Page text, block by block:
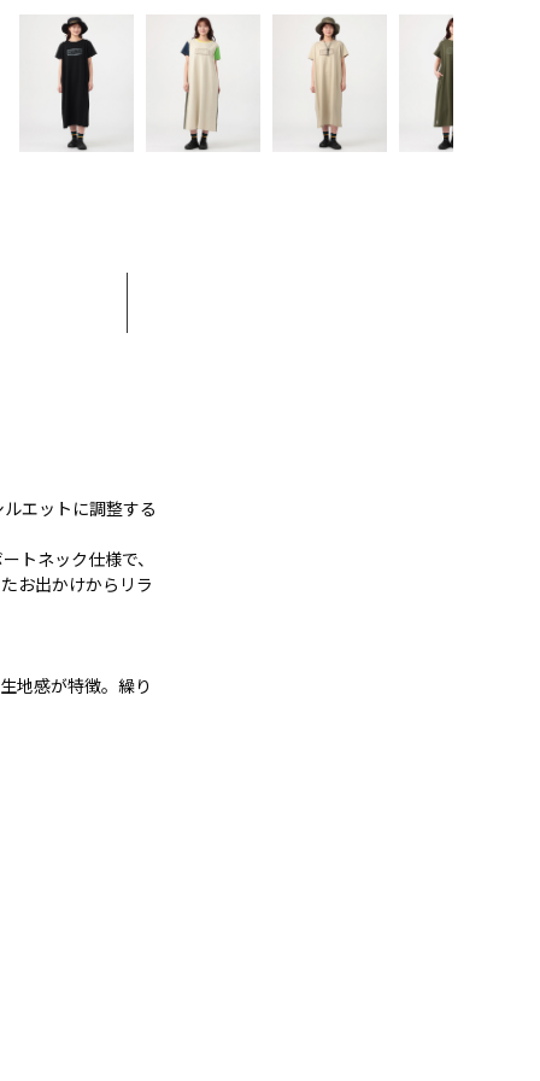
エットに調整する
トネック仕様で、
お出かけからリラ
地感が特徴。繰り